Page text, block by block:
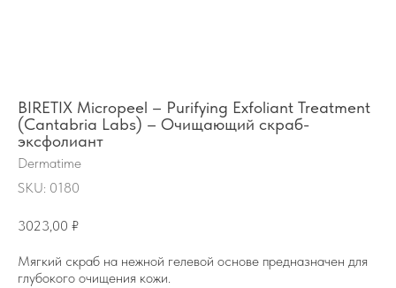
BIRETIX Micropeel – Purifying Exfoliant Treatment
(Cantabria Labs) – Очищающий скраб-
эксфолиант
Dermatime
SKU: 0180
3023,00 ₽
Мягкий скраб на нежной гелевой основе предназначен для
глубокого очищения кожи.